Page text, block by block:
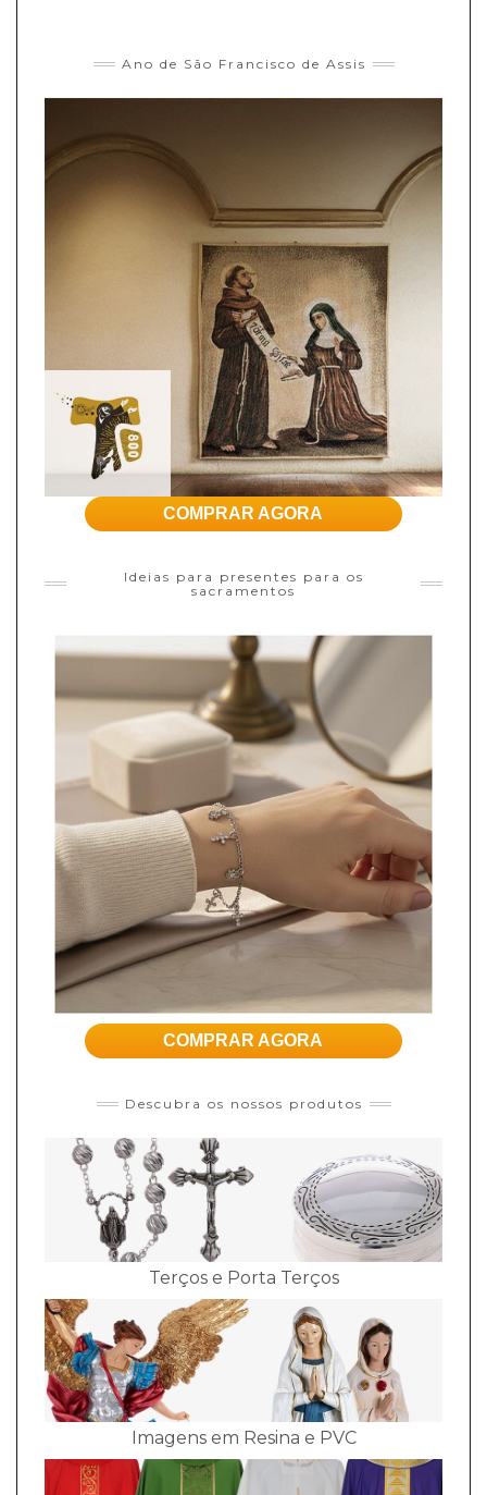
Ano de São Francisco de Assis
COMPRAR AGORA
Ideias para presentes para os
sacramentos
COMPRAR AGORA
Descubra os nossos produtos
Terços e Porta Terços
Imagens em Resina e PVC